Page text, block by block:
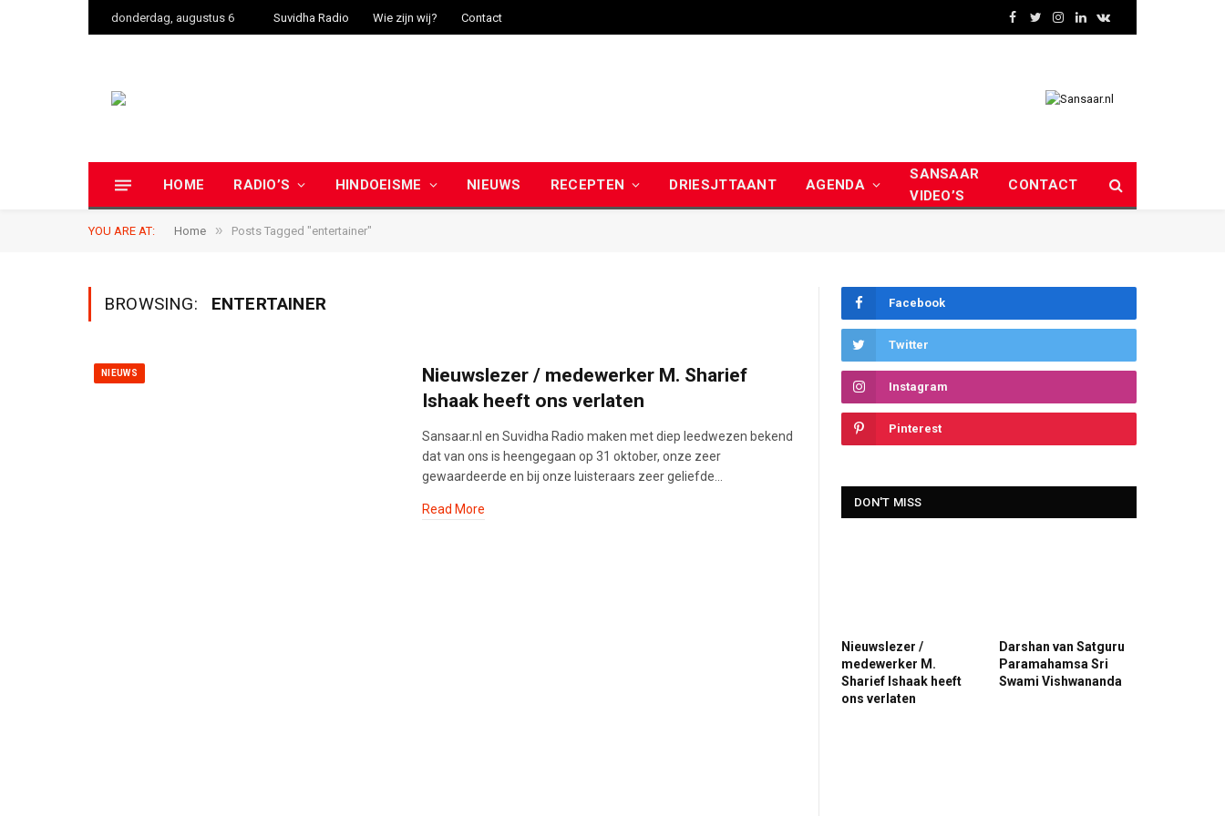
donderdag, augustus 6 Suvidha Radio Wie zijn wij? Contact
Facebook
TwitterInstagram
LinkedInVKontakte
HOME RADIO’S HINDOEISME NIEUWS RECEPTEN DRIESJTTAANT AGENDA
SANSAAR
VIDEO’S
CONTACT
YOU ARE AT: Home » Posts Tagged "entertainer"
BROWSING: ENTERTAINER
NIEUWS
Nieuwslezer / medewerker M. Sharief
Ishaak heeft ons verlaten
Sansaar.nl en Suvidha Radio maken met diep leedwezen bekend
dat van ons is heengegaan op 31 oktober, onze zeer
gewaardeerde en bij onze luisteraars zeer geliefde…
Read More
Facebook
Twitter
Instagram
Pinterest
DON'T MISS
Nieuwslezer /
medewerker M.
Sharief Ishaak heeft
ons verlaten
Darshan van Satguru
Paramahamsa Sri
Swami Vishwananda